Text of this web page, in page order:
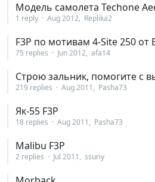
Модель самолета Techone
1 reply Aug 2012 Replika2
F3P по мотивам 4-Site 250 от
75 replies Jun 2012 afa14
Строю зальник, помогите с
219 replies Aug 2011 Pasha73
Як-55 F3P
18 replies Aug 2011 Pasha73
Malibu F3P
2 replies Jul 2011 ssuriy